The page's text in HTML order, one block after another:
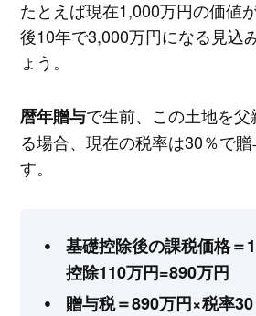
たとえば現在1,000万円の価値
後10年で3,000万円になる見込
ょう。
暦年贈与で生前、この土地を
る場合、現在の税率は30％で
す。
基礎控除後の課税価格＝
控除110万円=890万円
贈与税＝890万円×税率